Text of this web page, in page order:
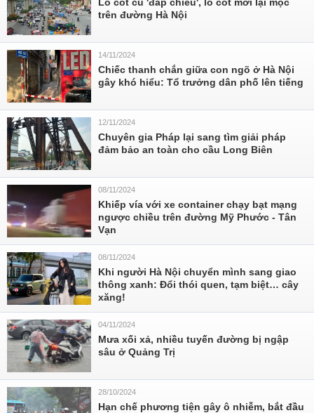
trên đường Hà Nội
14/11/2024
Chiếc thanh chắn giữa con ngõ ở Hà Nội
gây khó hiểu: Tổ trưởng dân phố lên tiếng
12/11/2024
Chuyên gia Pháp lại sang tìm giải pháp
đảm bảo an toàn cho cầu Long Biên
08/11/2024
Khiếp vía với xe container chạy bạt mạng
ngược chiều trên đường Mỹ Phước - Tân
Vạn
08/11/2024
Khi người Hà Nội chuyển mình sang giao
thông xanh: Đổi thói quen, tạm biệt… cây
xăng!
04/11/2024
Mưa xối xả, nhiều tuyến đường bị ngập
sâu ở Quảng Trị
28/10/2024
Hạn chế phương tiện gây ô nhiễm, bắt đầu